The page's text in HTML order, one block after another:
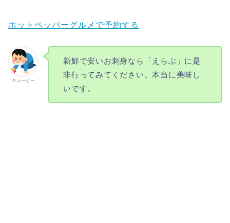
ホットペッパーグルメで予約する
キューピー
新鮮で安いお刺身なら「えらぶ」に是
非行ってみてください。本当に美味し
いです。